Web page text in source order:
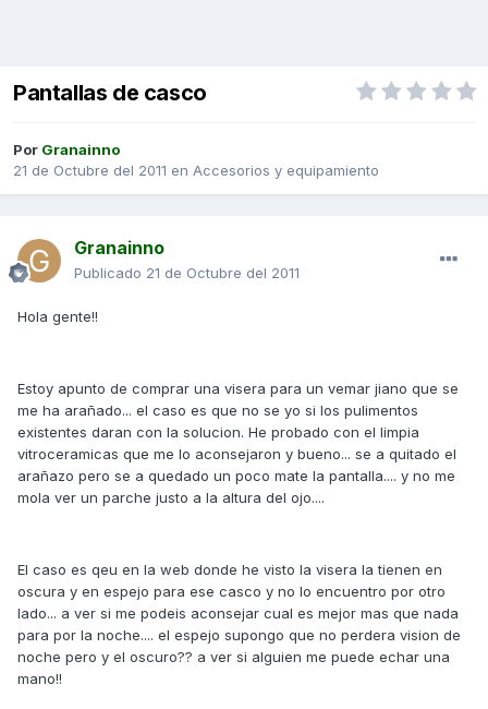
Pantallas de casco
Por Granainno
21 de Octubre del 2011 en Accesorios y equipamiento
Granainno
Publicado 21 de Octubre del 2011
Hola gente!!
Estoy apunto de comprar una visera para un vemar jiano que se
me ha arañado... el caso es que no se yo si los pulimentos
existentes daran con la solucion. He probado con el limpia
vitroceramicas que me lo aconsejaron y bueno... se a quitado el
arañazo pero se a quedado un poco mate la pantalla.... y no me
mola ver un parche justo a la altura del ojo....
El caso es qeu en la web donde he visto la visera la tienen en
oscura y en espejo para ese casco y no lo encuentro por otro
lado... a ver si me podeis aconsejar cual es mejor mas que nada
para por la noche.... el espejo supongo que no perdera vision de
noche pero y el oscuro?? a ver si alguien me puede echar una
mano!!